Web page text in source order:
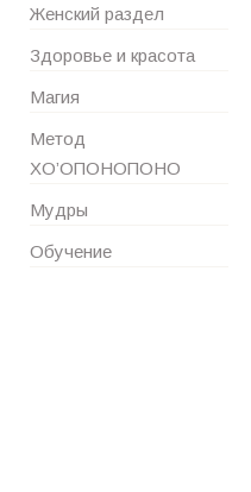
Женский раздел
Здоровье и красота
Магия
Метод
ХО’ОПОНОПОНО
Мудры
Обучение